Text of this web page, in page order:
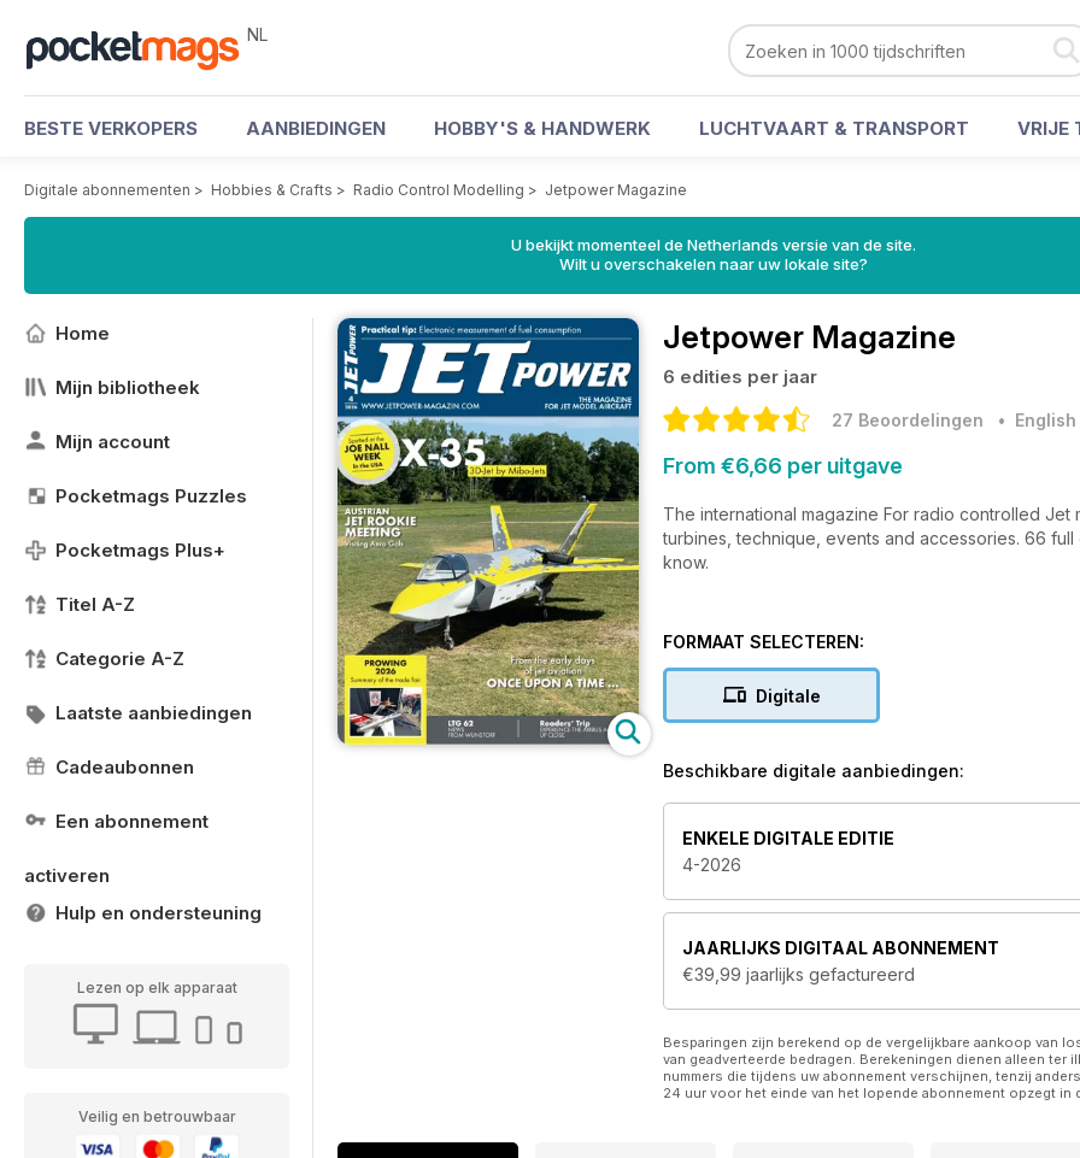
NL
BESTE VERKOPERS AANBIEDINGEN HOBBY'S & HANDWERK LUCHTVAART & TRANSPORT VRIJE
Digitale abonnementen > Hobbies & Crafts > Radio Control Modelling > Jetpower Magazine
U bekijkt momenteel de Netherlands versie van de site.
Wilt u overschakelen naar uw lokale site?
Home
Mijn bibliotheek
Mijn account
Pocketmags Puzzles
Pocketmags Plus+
Titel A-Z
Categorie A-Z
Laatste aanbiedingen
Cadeaubonnen
Een abonnement
activeren
Hulp en ondersteuning
Lezen op elk apparaat
Veilig en betrouwbaar
Jetpower Magazine
6 edities per jaar
27 Beoordelingen • English
From €6,66 per uitgave
The international magazine For radio controlled
turbines, technique, events and accessories. 66
know.
FORMAAT SELECTEREN:
Digitale
Beschikbare digitale aanbiedingen:
ENKELE DIGITALE EDITIE
4-2026
JAARLIJKS DIGITAAL ABONNEMENT
€39,99 jaarlijks gefactureerd
Besparingen zijn berekend op de vergelijkbare aankoop van
van geadverteerde bedragen. Berekeningen dienen alleen ter
nummers die tijdens uw abonnement verschijnen, tenzij
24 uur voor het einde van het lopende abonnement opzegt in